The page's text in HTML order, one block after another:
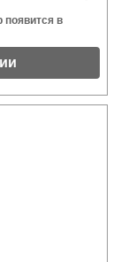
появится в